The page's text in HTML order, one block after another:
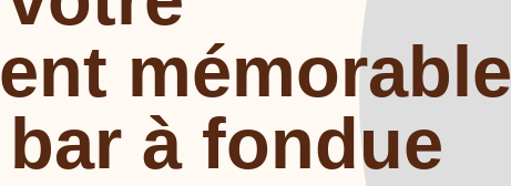
mémorable
à fondue